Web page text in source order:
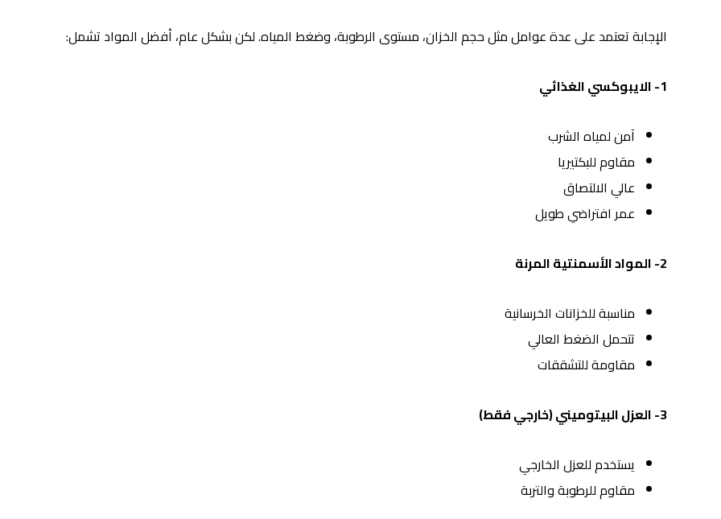
الإجابة تعتمد على عدة عوامل مثل حجم الخزان، مستوى الرطوبة، وضغط المياه. لكن بشكل عام، أفضل المواد تشمل:
1- الايبوكسي الغذائي
آمن لمياه الشرب
مقاوم للبكتيريا
عالي الالتصاق
عمر افتراضي طويل
2- المواد الأسمنتية المرنة
مناسبة للخزانات الخرسانية
تتحمل الضغط العالي
مقاومة للتشققات
3- العزل البيتوميني (خارجي فقط)
يستخدم للعزل الخارجي
مقاوم للرطوبة والتربة